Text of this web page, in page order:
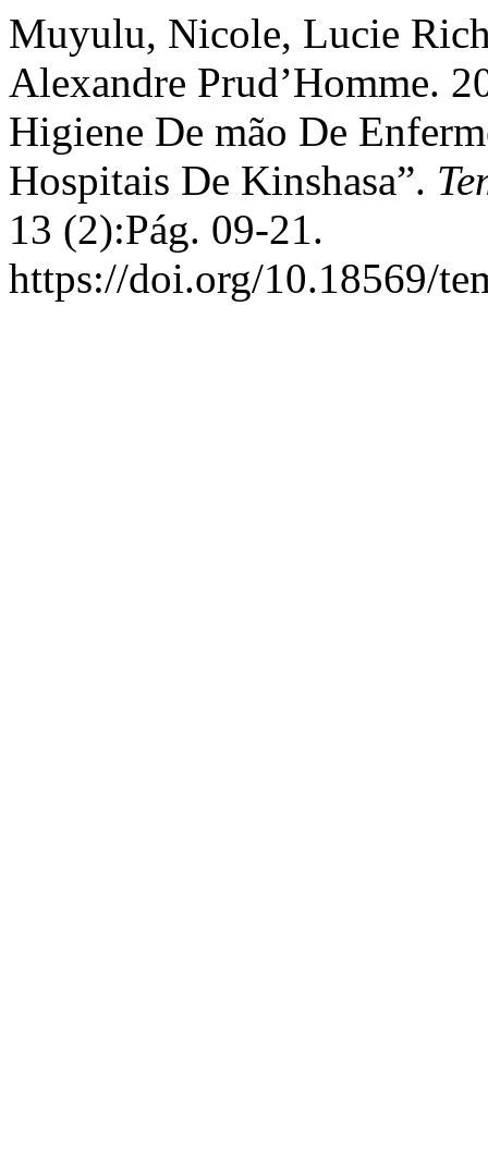
Muyulu, Nicole, Lucie
Alexandre Prud’Homme.
Higiene De mão De
Hospitais De Kinshasa”.
13 (2):Pág. 09-21.
https://doi.org/10.18569/